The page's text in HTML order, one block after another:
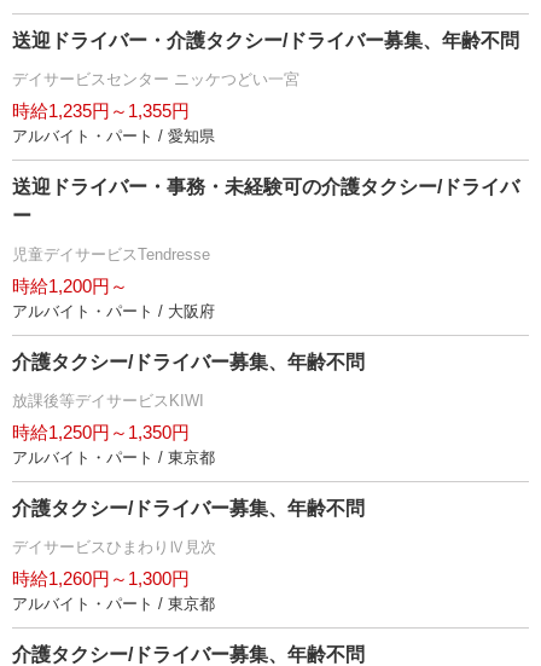
送迎ドライバー・介護タクシー/ドライバー募集、年齢不問
デイサービスセンター ニッケつどい一宮
時給1,235円～1,355円
アルバイト・パート / 愛知県
送迎ドライバー・事務・未経験可の介護タクシー/ドライバ
ー
児童デイサービスTendresse
時給1,200円～
アルバイト・パート / 大阪府
介護タクシー/ドライバー募集、年齢不問
放課後等デイサービスKIWI
時給1,250円～1,350円
アルバイト・パート / 東京都
介護タクシー/ドライバー募集、年齢不問
デイサービスひまわりⅣ見次
時給1,260円～1,300円
アルバイト・パート / 東京都
介護タクシー/ドライバー募集、年齢不問